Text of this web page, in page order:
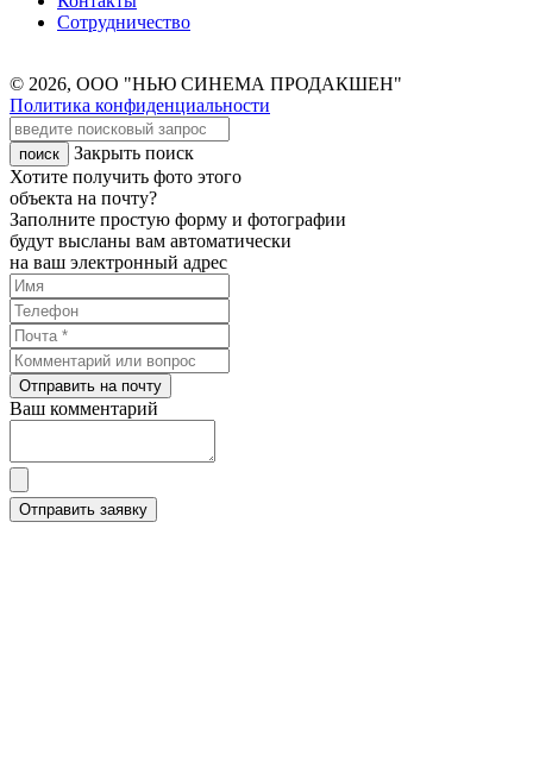
Сотрудничество
© 2026, ООО "НЬЮ СИНЕМА ПРОДАКШЕН"
Политика конфиденциальности
Закрыть поиск
Хотите получить фото этого
объекта на почту?
Заполните простую форму и фотографии
будут высланы вам автоматически
на ваш электронный адрес
Отправить на почту
Ваш комментарий